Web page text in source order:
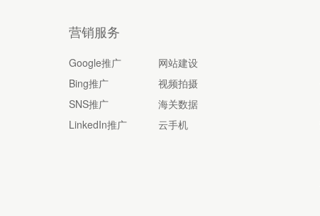
营销服务
Google推广
Bing推广
SNS推广
LinkedIn推广
网站建设
视频拍摄
海关数据
云手机